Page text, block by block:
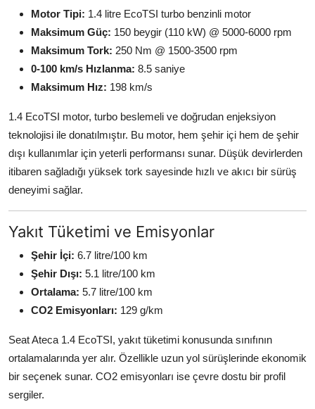
Motor Tipi: 1.4 litre EcoTSI turbo benzinli motor
Maksimum Güç: 150 beygir (110 kW) @ 5000-6000 rpm
Maksimum Tork: 250 Nm @ 1500-3500 rpm
0-100 km/s Hızlanma: 8.5 saniye
Maksimum Hız: 198 km/s
1.4 EcoTSI motor, turbo beslemeli ve doğrudan enjeksiyon
teknolojisi ile donatılmıştır. Bu motor, hem şehir içi hem de şehir
dışı kullanımlar için yeterli performansı sunar. Düşük devirlerden
itibaren sağladığı yüksek tork sayesinde hızlı ve akıcı bir sürüş
deneyimi sağlar.
Yakıt Tüketimi ve Emisyonlar
Şehir İçi: 6.7 litre/100 km
Şehir Dışı: 5.1 litre/100 km
Ortalama: 5.7 litre/100 km
CO2 Emisyonları: 129 g/km
Seat Ateca 1.4 EcoTSI, yakıt tüketimi konusunda sınıfının
ortalamalarında yer alır. Özellikle uzun yol sürüşlerinde ekonomik
bir seçenek sunar. CO2 emisyonları ise çevre dostu bir profil
sergiler.